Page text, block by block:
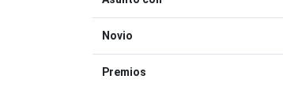
Novio
Premios